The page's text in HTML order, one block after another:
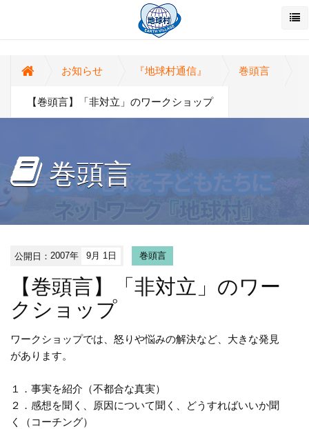
お知らせ 『地球村通信』 巻頭言
【巻頭言】「非対立」のワークショップ
巻頭言
公開日：2007年 9月 1日 巻頭言
【巻頭言】「非対立」のワー
クショップ
ワークショップでは、怒りや悩みの解決など、大きな発見
があります。
１．事実を紹介（不都合な真実）
２．感想を聞く、原因について聞く、どうすればいいか聞
く（コーチング）